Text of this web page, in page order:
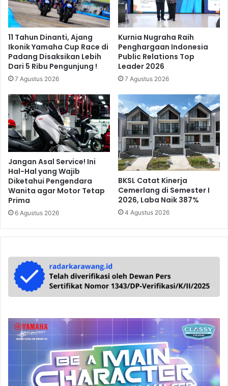
11 Tahun Dinanti, Ajang
Ikonik Yamaha Cup Race di
Padang Disaksikan Lebih
Dari 5 Ribu Pengunjung !
7 Agustus 2026
Kurnia Nugraha Raih
Penghargaan Indonesia
Public Relations Top
Leader 2026
7 Agustus 2026
Jangan Asal Service! Ini
Hal-Hal yang Wajib
Diketahui Pengendara
Wanita agar Motor Tetap
Prima
6 Agustus 2026
BKSL Catat Kinerja
Cemerlang di Semester I
2026, Laba Naik 387%
4 Agustus 2026